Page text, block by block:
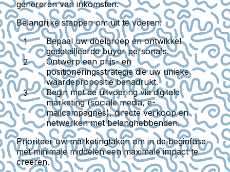
genereren van inkomsten.
Belangrijke stappen om uit te voeren:
Bepaal uw doelgroep en ontwikkel
gedetailleerde buyer persona's.
Ontwerp een prijs- en
positioneringsstrategie die uw unieke
waardepropositie benadrukt.
Begin met de uitvoering via digitale
marketing (sociale media, e-
mailcampagnes), directe verkoop en
netwerken met belanghebbenden.
Prioriteer uw marketingtaken om in de beginfase
met minimale middelen een maximale impact te
creëren.